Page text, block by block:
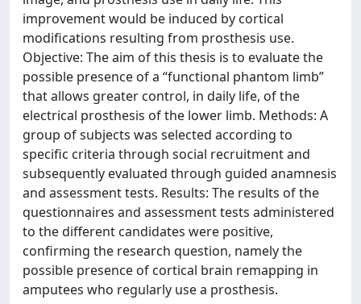
improvement would be induced by cortical
modifications resulting from prosthesis use.
Objective: The aim of this thesis is to evaluate the
possible presence of a “functional phantom limb”
that allows greater control, in daily life, of the
electrical prosthesis of the lower limb. Methods: A
group of subjects was selected according to
specific criteria through social recruitment and
subsequently evaluated through guided anamnesis
and assessment tests. Results: The results of the
questionnaires and assessment tests administered
to the different candidates were positive,
confirming the research question, namely the
possible presence of cortical brain remapping in
amputees who regularly use a prosthesis.